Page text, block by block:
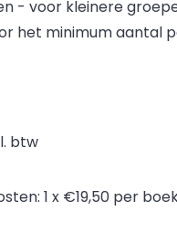
- voor kleinere
het minimum aantal
btw
1 x €19,50 per